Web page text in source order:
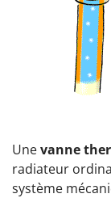
Unevanne
radiateur
système